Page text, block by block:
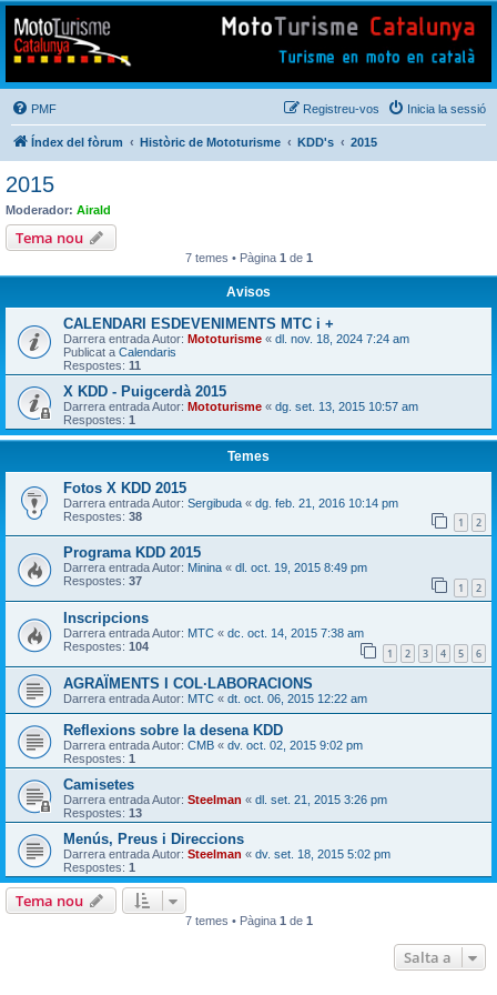
Mototurisme
Turisme en moto en català
PMF Inicia la sessió
Registreu-vos
Índex del fòrum Històric de Mototurisme KDD's 2015
2015
Moderador: Airald
Tema nou
7 temes • Pàgina 1 de 1
Avisos
CALENDARI ESDEVENIMENTS MTC i +
Darrera entrada Autor: Mototurisme « dl. nov. 18, 2024 7:24 am
Publicat a Calendaris
Respostes: 11
X KDD - Puigcerdà 2015
Darrera entrada Autor: Mototurisme « dg. set. 13, 2015 10:57 am
Respostes: 1
Temes
Fotos X KDD 2015
Darrera entrada Autor: Sergibuda « dg. feb. 21, 2016 10:14 pm
Respostes: 38 1 2
Programa KDD 2015
Darrera entrada Autor: Minina « dl. oct. 19, 2015 8:49 pm
Respostes: 37 1 2
Inscripcions
Darrera entrada Autor: MTC « dc. oct. 14, 2015 7:38 am
Respostes: 104 1 2 3 4 5 6
AGRAÏMENTS I COL·LABORACIONS
Darrera entrada Autor: MTC « dt. oct. 06, 2015 12:22 am
Reflexions sobre la desena KDD
Darrera entrada Autor: CMB « dv. oct. 02, 2015 9:02 pm
Respostes: 1
Camisetes
Darrera entrada Autor: Steelman « dl. set. 21, 2015 3:26 pm
Respostes: 13
Menús, Preus i Direccions
Darrera entrada Autor: Steelman « dv. set. 18, 2015 5:02 pm
Respostes: 1
Tema nou
7 temes • Pàgina 1 de 1
Salta a